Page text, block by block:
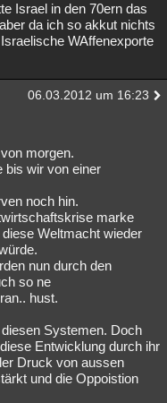
Israel in den 70ern das
da ich so akkut nichts
WAffenexporte
06.03.2012 um 16:23
morgen.
bis wir von einer
noch hin.
marke
Weltmacht wieder
nun durch den
so ne
hust.
Systemen. Doch
Entwicklung durch ihr
Druck von aussen
und die Oppoistion